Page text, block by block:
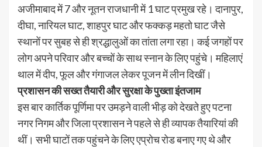
अजीमाबाद में 7 और नूतन राजधानी में 1 घाट प्रमुख रहे। दानापुर,
दीघा, नारियल घाट, शाहपुर घाट और फक्कड़ महतो घाट जैसे
स्थानों पर सुबह से ही श्रद्धालुओं का तांता लगा रहा। कई जगहों पर
लोग अपने परिवार और बच्चों के साथ स्नान के लिए पहुंचे। महिलाएं
थाल में दीप, फूल और गंगाजल लेकर पूजन में लीन दिखीं।
प्रशासन की सख्त तैयारी और सुरक्षा के पुख्ता इंतजाम
इस बार कार्तिक पूर्णिमा पर उमड़ने वाली भीड़ को देखते हुए पटना
नगर निगम और जिला प्रशासन ने पहले से ही व्यापक तैयारियां की
थीं। सभी घाटों तक पहुंचने के लिए एप्रोच रोड बनाए गए थे और